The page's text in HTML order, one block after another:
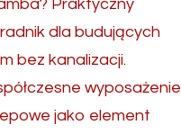
Praktyczny
dla budujących
bez kanalizacji.
wyposażenie
jako element